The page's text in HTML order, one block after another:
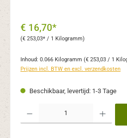
€ 16,70*
(€ 253,03* / 1 Kilogramm)
Inhoud: 0.066 Kilogramm (€ 253,03 / 1
Prijzen incl. BTW en excl. verzendkosten
Beschikbaar, levertijd: 1-3 Tage
Producthoeveelheid: Voer de gewenste